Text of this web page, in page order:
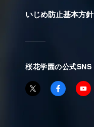
いじめ防止基本方針
桜花学園の公式SNS